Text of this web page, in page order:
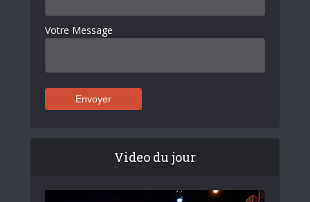
Votre Message
Video du jour